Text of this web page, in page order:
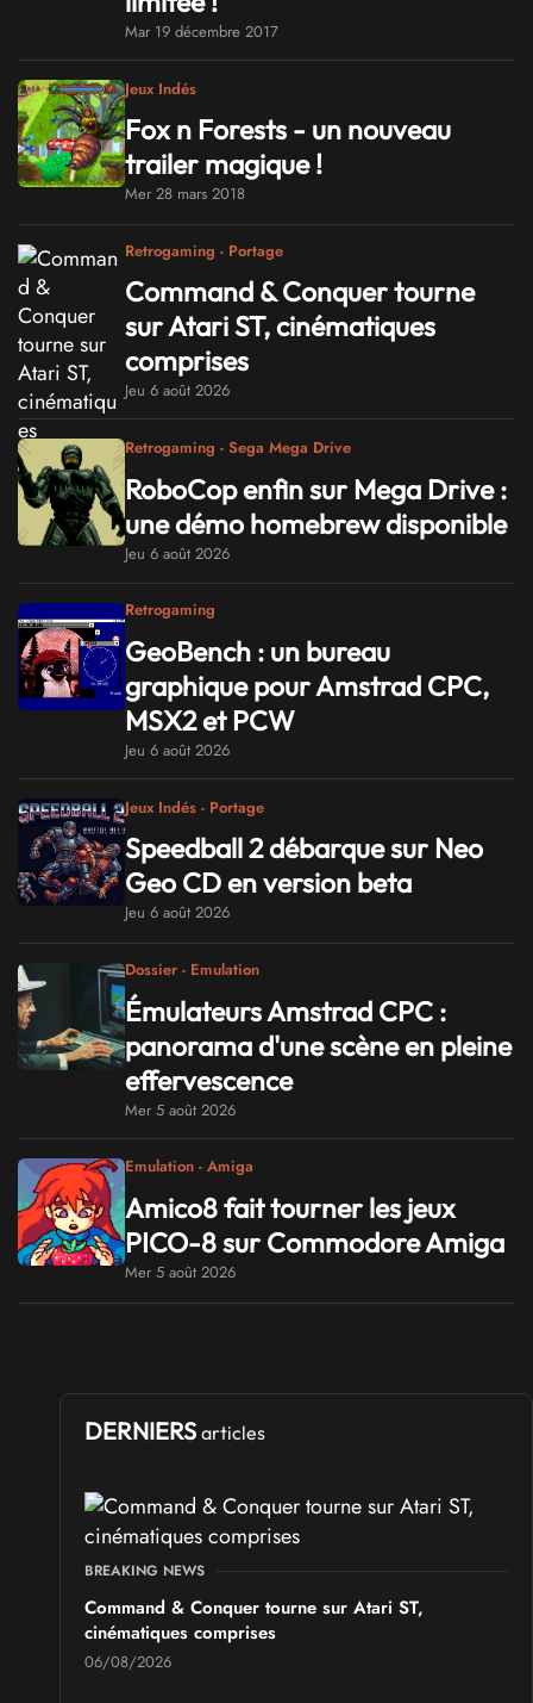
Mar 19 décembre 2017
Jeux Indés
Fox n Forests - un nouveau
trailer magique !
Mer 28 mars 2018
Retrogaming - Portage
Command & Conquer tourne
sur Atari ST, cinématiques
comprises
Jeu 6 août 2026
Retrogaming - Sega Mega Drive
RoboCop enfin sur Mega Drive :
une démo homebrew disponible
Jeu 6 août 2026
Retrogaming
GeoBench : un bureau
graphique pour Amstrad CPC,
MSX2 et PCW
Jeu 6 août 2026
Jeux Indés - Portage
Speedball 2 débarque sur Neo
Geo CD en version beta
Jeu 6 août 2026
Dossier - Emulation
Émulateurs Amstrad CPC :
panorama d'une scène en pleine
effervescence
Mer 5 août 2026
Emulation - Amiga
Amico8 fait tourner les jeux
PICO-8 sur Commodore Amiga
Mer 5 août 2026
DERNIERS articles
BREAKING NEWS
Command & Conquer tourne sur Atari ST,
cinématiques comprises
06/08/2026